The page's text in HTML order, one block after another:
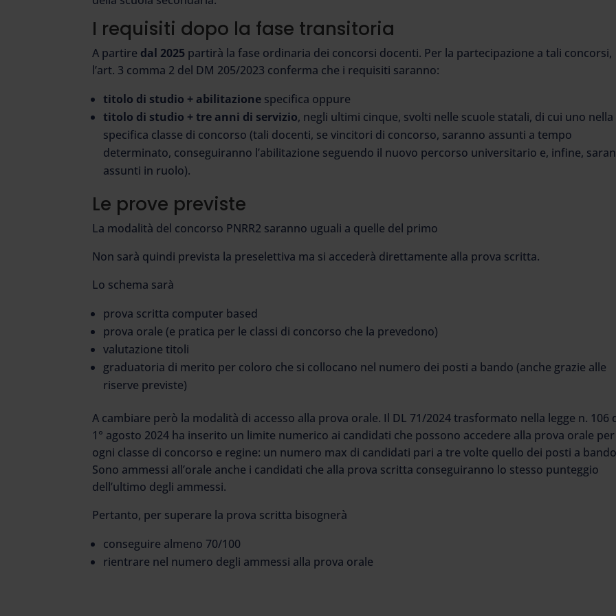
I requisiti dopo la fase transitoria
A partire dal 2025 partirà la fase ordinaria dei concorsi docenti. Per la partecipazione a tali concorsi,
l’art. 3 comma 2 del DM 205/2023 conferma che i requisiti saranno:
titolo di studio + abilitazione specifica oppure
titolo di studio + tre anni di servizio, negli ultimi cinque, svolti nelle scuole statali, di cui uno nella
specifica classe di concorso (tali docenti, se vincitori di concorso, saranno assunti a tempo
determinato, conseguiranno l’abilitazione seguendo il nuovo percorso universitario e, infine,
assunti in ruolo).
Le prove previste
La modalità del concorso PNRR2 saranno uguali a quelle del primo
Non sarà quindi prevista la preselettiva ma si accederà direttamente alla prova scritta.
Lo schema sarà
prova scritta computer based
prova orale (e pratica per le classi di concorso che la prevedono)
valutazione titoli
graduatoria di merito per coloro che si collocano nel numero dei posti a bando (anche grazie alle
riserve previste)
A cambiare però la modalità di accesso alla prova orale. Il DL 71/2024 trasformato nella legge n. 106
1° agosto 2024 ha inserito un limite numerico ai candidati che possono accedere alla prova orale per
ogni classe di concorso e regine: un numero max di candidati pari a tre volte quello dei posti a
Sono ammessi all’orale anche i candidati che alla prova scritta conseguiranno lo stesso punteggio
dell’ultimo degli ammessi.
Pertanto, per superare la prova scritta bisognerà
conseguire almeno 70/100
rientrare nel numero degli ammessi alla prova orale